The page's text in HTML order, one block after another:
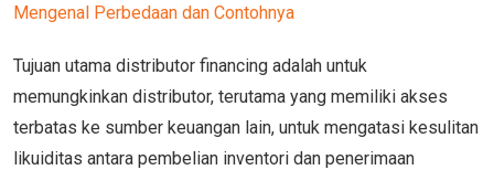
Mengenal Perbedaan dan Contohnya
Tujuan utama distributor financing adalah untuk
memungkinkan distributor, terutama yang memiliki akses
terbatas ke sumber keuangan lain, untuk mengatasi kesulitan
likuiditas antara pembelian inventori dan penerimaan